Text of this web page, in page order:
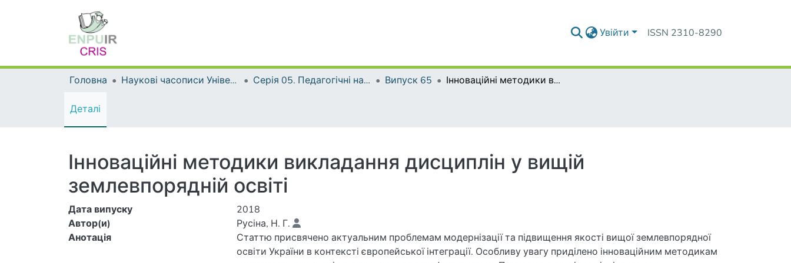
Увійти ISSN 2310-8290
Головна Наукові часописи Університету Серія 05. Педагогічні науки: реалії та перспективи Випуск 65 Інноваційні методики викладання дисциплін у вищій землевпорядній освіті
Деталі
Інноваційні методики викладання дисциплін у вищій
землевпорядній освіті
Дата випуску
2018
Автор(и)
Русіна, Н. Г.
Анотація
Статтю присвячено актуальним проблемам модернізації та підвищення якості вищої землевпорядної
освіти України в контексті європейської інтеграції. Особливу увагу приділено інноваційним методикам